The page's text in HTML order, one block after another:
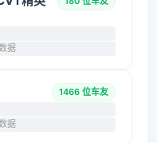
据
1466 位车友
据